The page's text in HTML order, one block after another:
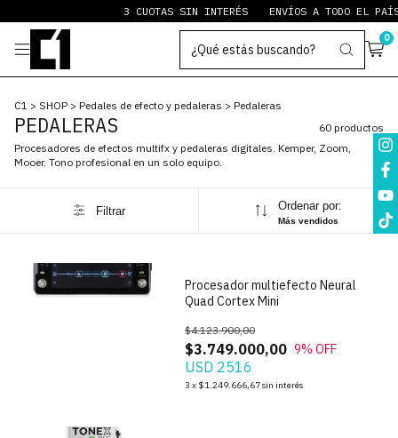
3 CUOTAS SIN INTERÉS ENVÍOS A TODO EL PAÍS PAYPAL
0
C1 > SHOP > Pedales de efecto y pedaleras > Pedaleras
PEDALERAS
60 productos
Procesadores de efectos multifx y pedaleras digitales. Kemper, Zoom,
Mooer. Tono profesional en un solo equipo.
Filtrar Ordenar por:
Más vendidos
Procesador multiefecto Neural
Quad Cortex Mini
$3.749.000,00
$4.123.900,00
9% OFF
USD 2516
3 x $1.249.666,67sin interés